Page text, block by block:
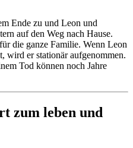
Ende zu und Leon und
auf den Weg nach Hause.
die ganze Familie. Wenn Leon
wird er stationär aufgenommen.
Tod können noch Jahre
zum leben und